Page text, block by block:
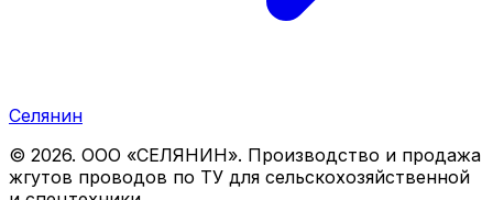
Селянин
© 2026. ООО «СЕЛЯНИН». Производство и продажа
жгутов проводов по ТУ для сельскохозяйственной